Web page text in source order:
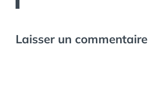
Laisser un commentaire